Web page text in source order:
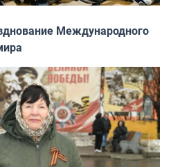
Международного